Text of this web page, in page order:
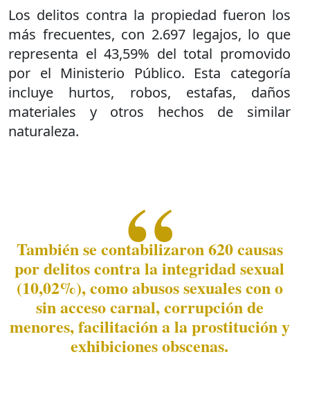
Los delitos contra la propiedad fueron los
más frecuentes, con 2.697 legajos, lo que
representa el 43,59% del total promovido
por el Ministerio Público. Esta categoría
incluye hurtos, robos, estafas, daños
materiales y otros hechos de similar
naturaleza.
También se contabilizaron 620 causas
por delitos contra la integridad sexual
(10,02%), como abusos sexuales con o
sin acceso carnal, corrupción de
menores, facilitación a la prostitución y
exhibiciones obscenas.